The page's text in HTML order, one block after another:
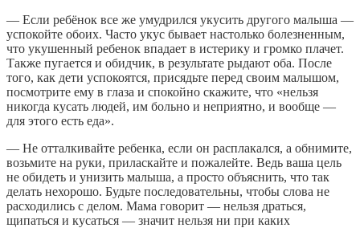
— Если ребёнок все же умудрился укусить другого малыша —
успокойте обоих. Часто укус бывает настолько болезненным,
что укушенный ребенок впадает в истерику и громко плачет.
Также пугается и обидчик, в результате рыдают оба. После
того, как дети успокоятся, присядьте перед своим малышом,
посмотрите ему в глаза и спокойно скажите, что «нельзя
никогда кусать людей, им больно и неприятно, и вообще —
для этого есть еда».
— Не отталкивайте ребенка, если он расплакался, а обнимите,
возьмите на руки, приласкайте и пожалейте. Ведь ваша цель
не обидеть и унизить малыша, а просто объяснить, что так
делать нехорошо. Будьте последовательны, чтобы слова не
расходились с делом. Мама говорит — нельзя драться,
щипаться и кусаться — значит нельзя ни при каких